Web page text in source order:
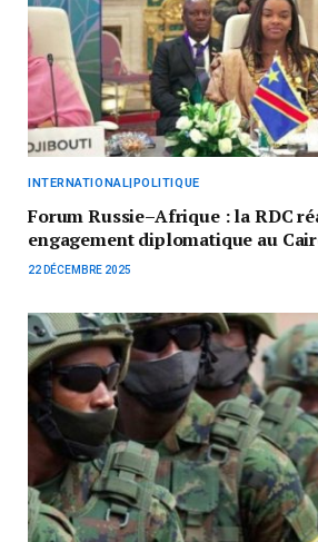
INTERNATIONAL|POLITIQUE
Forum Russie–Afrique : la RDC
engagement diplomatique au
22 DÉCEMBRE 2025